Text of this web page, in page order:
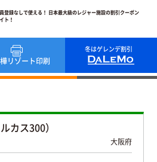
登録なしで使える！ 日本最大級のレジャー施設の割引クーポン
ト！
冬はゲレンデ割引
リゾート印刷
カス300）
大阪府